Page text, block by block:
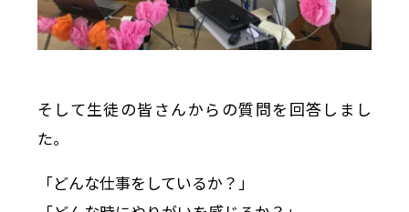
そして生徒の皆さんからの質問を回答しまし
た。
「どんな仕事をしているか？」